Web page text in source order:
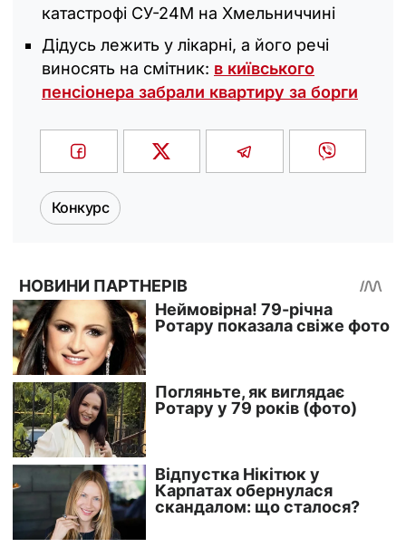
катастрофі СУ-24М на Хмельниччині
Дідусь лежить у лікарні, а його речі
виносять на смітник: в київського
пенсіонера забрали квартиру за борги
Конкурс